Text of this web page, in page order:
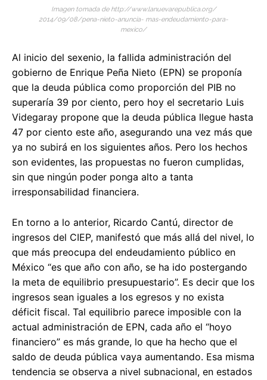
Imagen tomada de http://www.lanuevarepublica.org/
2014/09/08/pena-nieto-anuncia- mas-endeudamiento-para-
mexico/
Al inicio del sexenio, la fallida administración del
gobierno de Enrique Peña Nieto (EPN) se proponía
que la deuda pública como proporción del PIB no
superaría 39 por ciento, pero hoy el secretario Luis
Videgaray propone que la deuda pública llegue hasta
47 por ciento este año, asegurando una vez más que
ya no subirá en los siguientes años. Pero los hechos
son evidentes, las propuestas no fueron cumplidas,
sin que ningún poder ponga alto a tanta
irresponsabilidad financiera.
En torno a lo anterior, Ricardo Cantú, director de
ingresos del CIEP, manifestó que más allá del nivel, lo
que más preocupa del endeudamiento público en
México “es que año con año, se ha ido postergando
la meta de equilibrio presupuestario”. Es decir que los
ingresos sean iguales a los egresos y no exista
déficit fiscal. Tal equilibrio parece imposible con la
actual administración de EPN, cada año el “hoyo
financiero” es más grande, lo que ha hecho que el
saldo de deuda pública vaya aumentando. Esa misma
tendencia se observa a nivel subnacional, en estados